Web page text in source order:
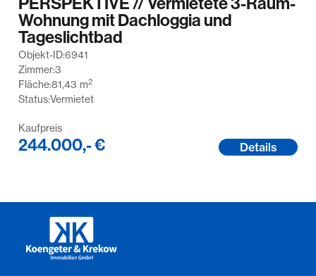
Wohnung mit Dachloggia und
Tageslichtbad
Objekt-ID:6941
Zimmer:3
Fläche:81,43 m2
Status:Vermietet
Kaufpreis
244.000,- € Details